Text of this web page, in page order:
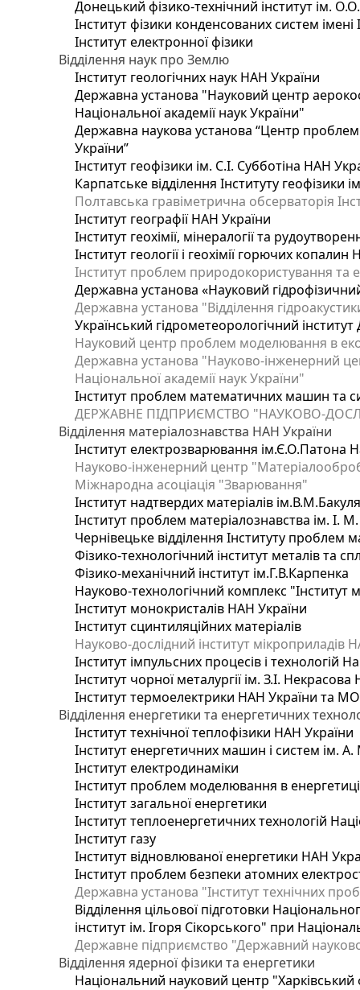
Донецький фізико-технічний інститут ім.
Інститут фізики конденсованих систем
Інститут електронної фізики
Відділення наук про Землю
Інститут геологічних наук НАН України
Державна установа "Науковий центр
Національної академії наук України"
Державна наукова установа “Центр проблем
України”
Інститут геофізики ім. С.І. Субботіна НАН
Карпатське відділення Інституту геофізики
Полтавська гравіметрична обсерваторія
Інститут географії НАН України
Інститут геохімії, мінералогії та
Інститут геології і геохімії горючих
Інститут проблем природокористування та
Державна установа «Науковий
Державна установа "Відділення
Український гідрометеорологічний
Науковий центр проблем моделювання в
Державна установа "Науково-інженерний
Національної академії наук України"
Інститут проблем математичних машин та
ДЕРЖАВНЕ ПІДПРИЄМСТВО "НАУКОВО-
Відділення матеріалознавства НАН України
Інститут електрозварювання ім.Є.О.Патона
Науково-інженерний центр
Міжнародна асоціація "Зварювання"
Інститут надтвердих матеріалів
Інститут проблем матеріалознавства ім. І.
Чернівецьке відділення Інституту проблем
Фізико-технологічний інститут металів та
Фізико-механічний інститут ім.Г.В.Карпенка
Науково-технологічний комплекс "Інститут
Інститут монокристалів НАН України
Інститут сцинтиляційних матеріалів
Науково-дослідний інститут мікроприладів
Інститут імпульсних процесів і технологій
Інститут чорної металургії ім. З.І.
Інститут термоелектрики НАН України та
Відділення енергетики та енергетичних
Інститут технічної теплофізики НАН України
Інститут енергетичних машин і систем ім.
Інститут електродинаміки
Інститут проблем моделювання в
Інститут загальної енергетики
Інститут теплоенергетичних технологій
Інститут газу
Інститут відновлюваної енергетики НАН
Інститут проблем безпеки атомних
Державна установа "Інститут технічних
Відділення цільової підготовки
інститут ім. Ігоря Сікорського" при
Державне підприємство "Державний
Відділення ядерної фізики та енергетики
Національний науковий центр "Харківський